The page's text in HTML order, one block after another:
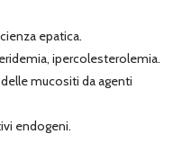
epatica.
ipercolesterolemia.
mucositi da agenti
endogeni.